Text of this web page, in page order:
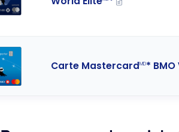
Carte MastercardMD*